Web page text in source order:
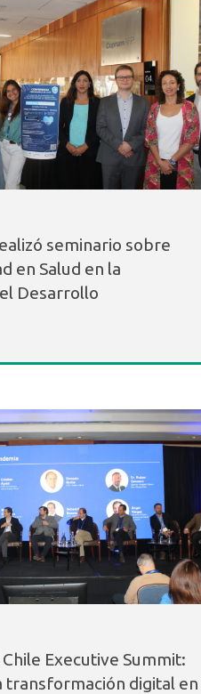
seminario sobre
en Salud en la
Desarrollo
Executive Summit:
transformación digital en